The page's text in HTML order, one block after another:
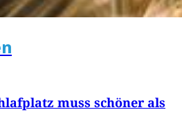
muss schöner als